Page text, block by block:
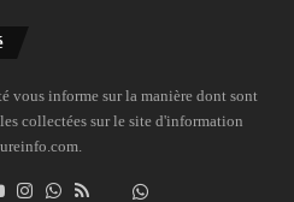
informe sur la manière dont sont
collectées sur le site d'information
YouTubeInstagramWhatsAppDailymotion